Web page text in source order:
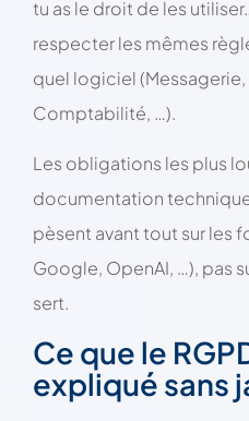
tu as le droit de les
respecter les mêmes
quel logiciel (Messagerie,
Comptabilité, …).
Les obligations les plus
documentation
pèsent avant tout sur les
Google, OpenAI, …), pas
sert.
Ce que le
expliqué sans